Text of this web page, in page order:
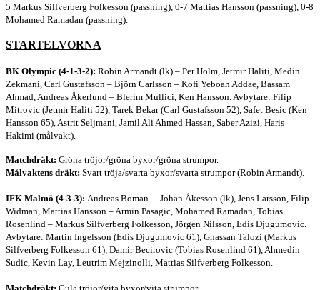
5 Markus Silfverberg Folkesson (passning), 0-7 Mattias Hansson (passning), 0-8
Mohamed Ramadan (passning).
STARTELVORNA
BK Olympic (4-1-3-2): Robin Armandt (lk) – Per Holm, Jetmir Haliti, Medin
Zekmani, Carl Gustafsson – Björn Carlsson – Kofi Yeboah Addae, Bassam
Ahmad, Andreas Åkerlund – Blerim Mullici, Ken Hansson. Avbytare: Filip
Mitrovic (Jetmir Haliti 52), Tarek Bekar (Carl Gustafsson 52), Safet Besic (Ken
Hansson 65), Astrit Seljmani, Jamil Ali Ahmed Hassan, Saber Azizi, Haris
Hakimi (målvakt).
Matchdräkt: Gröna tröjor/gröna byxor/gröna strumpor.
Målvaktens dräkt: Svart tröja/svarta byxor/svarta strumpor (Robin Armandt).
IFK Malmö (4-3-3): Andreas Boman – Johan Åkesson (lk), Jens Larsson, Filip
Widman, Mattias Hansson – Armin Pasagic, Mohamed Ramadan, Tobias
Rosenlind – Markus Silfverberg Folkesson, Jörgen Nilsson, Edis Djugumovic.
Avbytare: Martin Ingelsson (Edis Djugumovic 61), Ghassan Talozi (Markus
Silfverberg Folkesson 61), Damir Becirovic (Tobias Rosenlind 61), Ahmedin
Sudic, Kevin Lay, Leutrim Mejzinolli, Mattias Silfverberg Folkesson.